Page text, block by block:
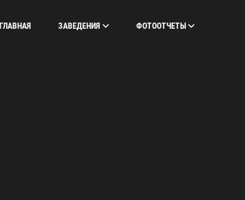
ГЛАВНАЯ ЗАВЕДЕНИЯ ФОТООТЧЕТЫ